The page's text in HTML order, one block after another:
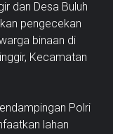
dan Desa Buluh
pengecekan
binaan di
Kecamatan
Polri
lahan